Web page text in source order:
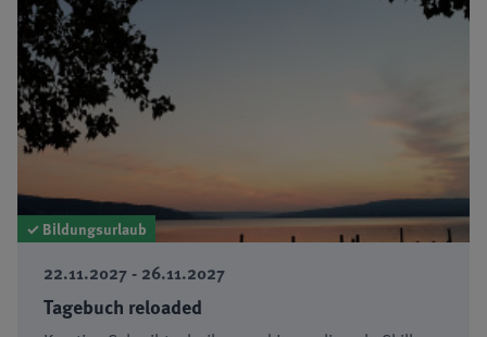
✓ Bildungsurlaub
22.11.2027 - 26.11.2027
Tagebuch reloaded